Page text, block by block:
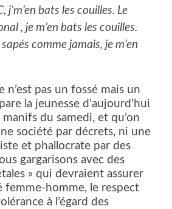
j’m’en bats les couilles. Le
, je m’en bats les couilles.
comme jamais, je m’en
n’est pas un fossé mais un
la jeunesse d’aujourd’hui
du samedi, et qu’on
société par décrets, ni une
et phallocrate par des
gargarisons avec des
» qui devraient assurer
femme-homme, le respect
à l’égard des